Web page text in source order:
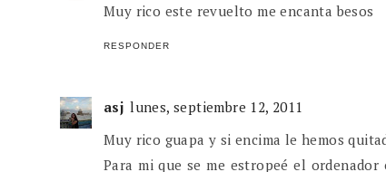
Muy rico este revuelto me encanta besos
RESPONDER
asj lunes, septiembre 12, 2011
Muy rico guapa y si encima le hemos
Para mi que se me estropeé el